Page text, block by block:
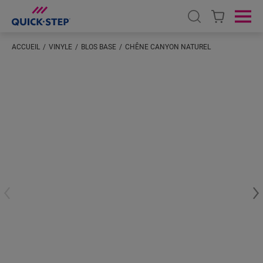
Open search
ACCUEIL VINYLE BLOS BASE CHÊNE CANYON NATUREL